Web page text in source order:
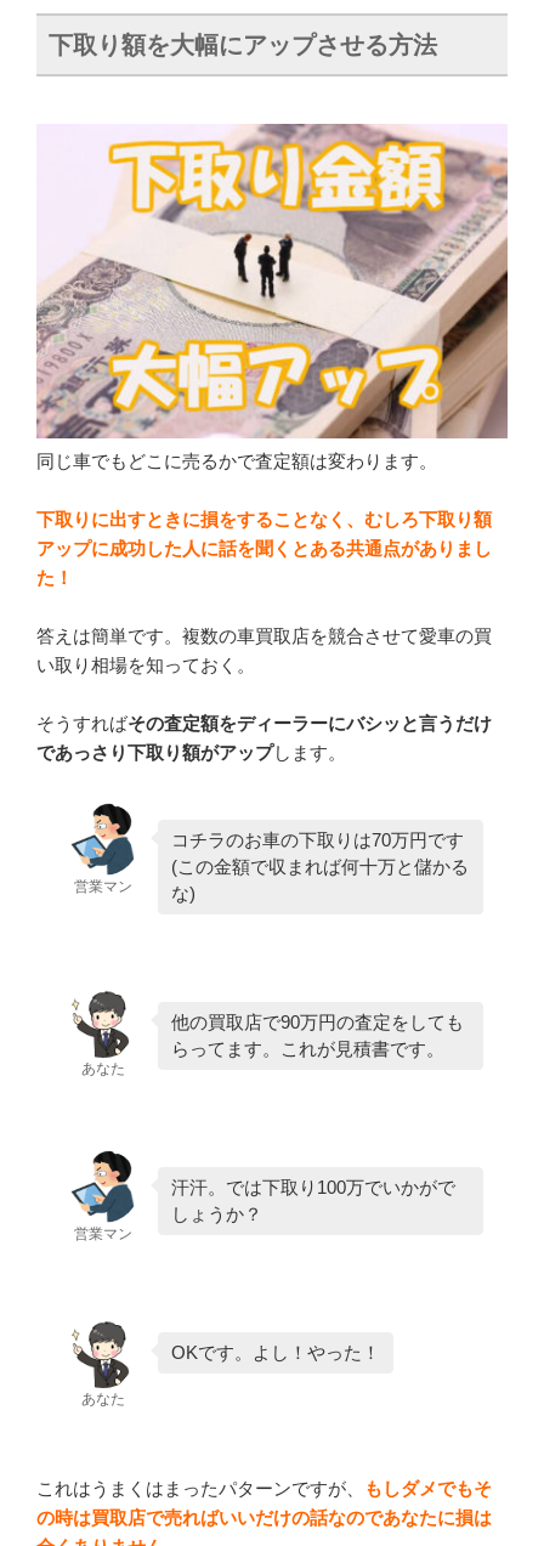
下取り額を大幅にアップさせる方法
同じ車でもどこに売るかで査定額は変わります。
下取りに出すときに損をすることなく、むしろ下取り額
アップに成功した人に話を聞くとある共通点がありまし
た！
答えは簡単です。複数の車買取店を競合させて愛車の買
い取り相場を知っておく。
そうすればその査定額をディーラーにバシッと言うだけ
であっさり下取り額がアップします。
営業マン
コチラのお車の下取りは70万円です
(この金額で収まれば何十万と儲かる
な)
あなた
他の買取店で90万円の査定をしても
らってます。これが見積書です。
営業マン
汗汗。では下取り100万でいかがで
しょうか？
あなた
OKです。よし！やった！
これはうまくはまったパターンですが、
もしダメでもそ
の時は買取店で売ればいいだけの話なのであなたに損は